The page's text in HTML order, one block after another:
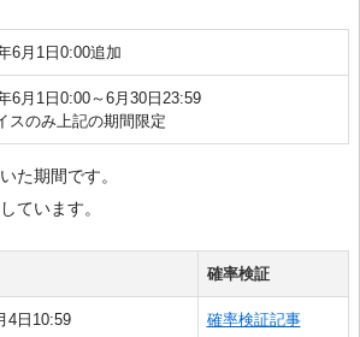
6月1日0:00追加
6月1日0:00～6月30日23:59
スのみ上記の期間限定
た期間です。
ています。
確率検証
4日10:59 確率検証記事